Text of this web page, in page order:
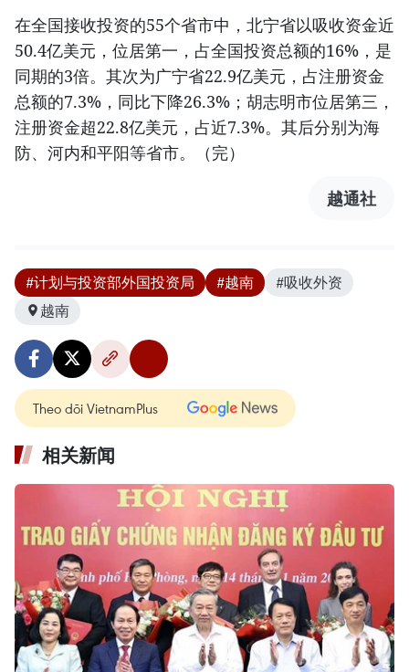
在全国接收投资的55个省市中，北宁省以吸收资金近
50.4亿美元，位居第一，占全国投资总额的16%，是
同期的3倍。其次为广宁省22.9亿美元，占注册资金
总额的7.3%，同比下降26.3%；胡志明市位居第三，
注册资金超22.8亿美元，占近7.3%。其后分别为海
防、河内和平阳等省市。（完）
越通社
#计划与投资部外国投资局 #越南
#吸收外资
越南
Theo dõi VietnamPlus
相关新闻